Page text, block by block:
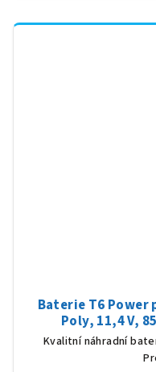
Baterie T6 Power
Poly, 11,4 V,
Kvalitní náhradní